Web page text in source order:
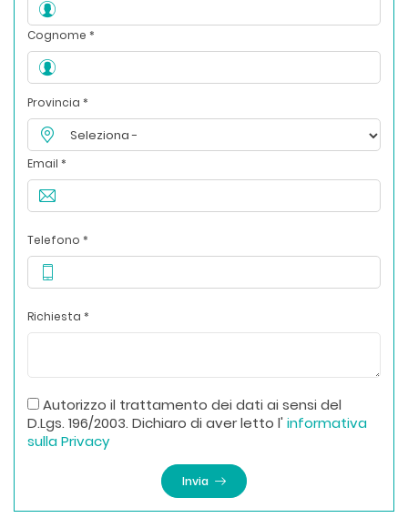
Cognome *
Provincia *
Email *
Telefono *
Richiesta *
Autorizzo il trattamento dei dati ai sensi del
D.Lgs. 196/2003. Dichiaro di aver letto l' informativa
sulla Privacy
Invia